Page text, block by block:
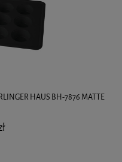
HAUS BH-7876 MATTE